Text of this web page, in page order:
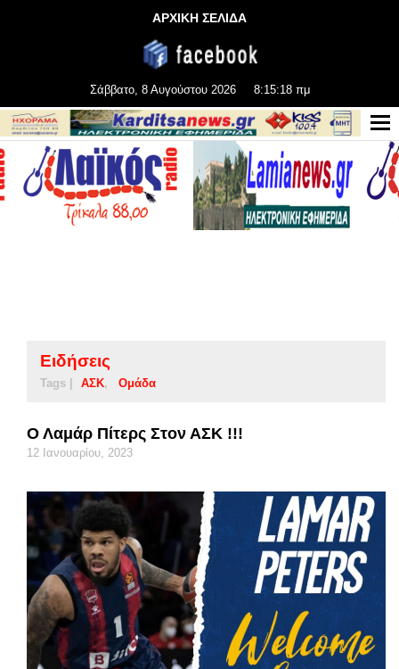
ΑΡΧΙΚΗ ΣΕΛΙΔΑ
Σάββατο, 8 Αυγούστου 2026 8:15:19 πμ
Ειδήσεις
Tags | ΑΣΚ Ομάδα
Ο Λαμάρ Πίτερς Στον ΑΣΚ !!!
12 Ιανουαρίου, 2023